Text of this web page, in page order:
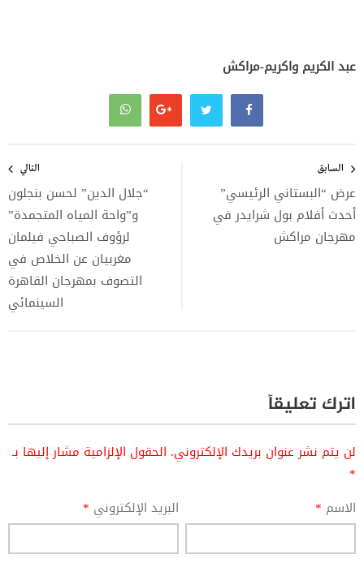
عبد الكريم واكريم-مراكش
المقالات
السابق
عرض “البستاني الرئيسي”
أحدث أفلام بول شرايدر في
مهرجان مراكش
التالي
“جلال الدين” لحسن بنجلون
و”واحة المياه المتجمدة”
لرؤوف الصباحي فيلمان
مغربيان عن الخلاص في
التصوف بمهرجان القاهرة
السينمائي
اترك تعليقاً
لن يتم نشر عنوان بريدك الإلكتروني. الحقول الإلزامية مشار إليها بـ
*
الاسم * البريد الإلكتروني *